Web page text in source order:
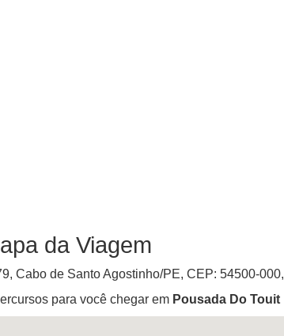
da Viagem
, Cabo de Santo Agostinho/PE, CEP: 54500-000,
para você chegar em Pousada Do Touit